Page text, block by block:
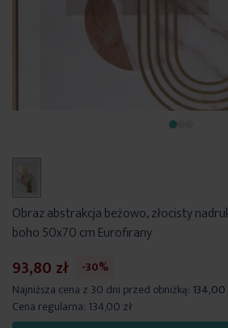
Obraz abstrakcja beżowo, złocisty
boho 50x70 cm Eurofirany
93,80 zł
-30%
Najniższa cena z 30 dni przed obniżką: 134,00
Cena regularna: 134,00 zł